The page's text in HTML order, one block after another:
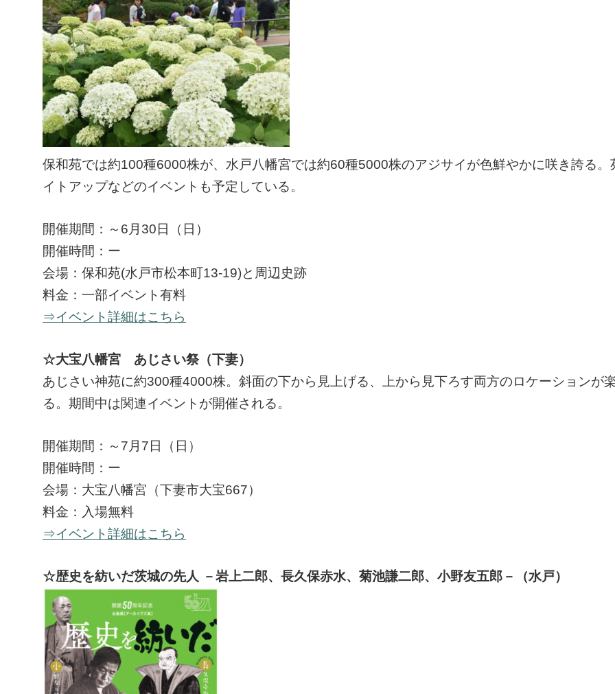
保和苑では約100種6000株が、水戸八幡宮では約60種5000株のアジサイが色鮮やかに咲き誇る。
イトアップなどのイベントも予定している。
開催期間：～6月30日（日）
開催時間：ー
会場：保和苑(水戸市松本町13-19)と周辺史跡
料金：一部イベント有料
⇒イベント詳細はこちら
☆大宝八幡宮 あじさい祭（下妻）
あじさい神苑に約300種4000株。斜面の下から見上げる、上から見下ろす両方のロケーションが
る。期間中は関連イベントが開催される。
開催期間：～7月7日（日）
開催時間：ー
会場：大宝八幡宮（下妻市大宝667）
料金：入場無料
⇒イベント詳細はこちら
☆歴史を紡いだ茨城の先人 －岩上二郎、長久保赤水、菊池謙二郎、小野友五郎－（水戸）